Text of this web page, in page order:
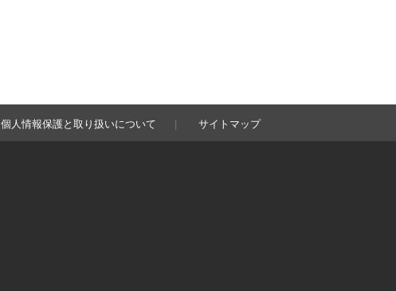
個人情報保護と取り扱いについて サイトマップ